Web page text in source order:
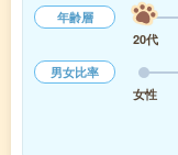
年齢層
20代
男女比率
女性